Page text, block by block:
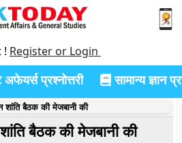
! Register or Login
प्रश्नोत्तरी सामान्य ज्ञान
बैठक की मेजबानी की
बैठक की मेजबानी की